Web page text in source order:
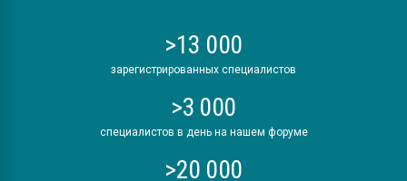
>13 000
зарегистрированных специалистов
>3 000
специалистов в день на нашем форуме
>20 000